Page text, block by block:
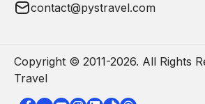
contact@pystravel.com
Copyright © 2011-2026. All Rights
Travel